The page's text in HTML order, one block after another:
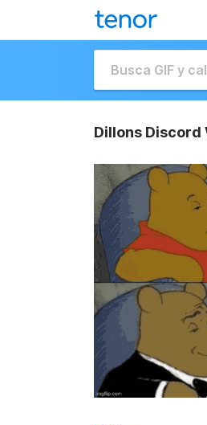
Dillons Discord